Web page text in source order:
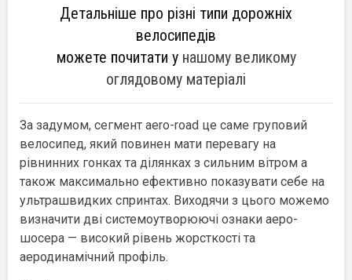
Детальніше про різні типи дорожніх
велосипедів
можете почитати у нашому великому
оглядовому матеріалі
За задумом, сегмент aero-road це саме груповий
велосипед, який повинен мати перевагу на
рівнинних гонках та ділянках з сильним вітром а
також максимально ефективно показувати себе на
ультрашвидких спринтах. Виходячи з цього можемо
визначити дві системоутворюючі ознаки аеро-
шосера — високий рівень жорсткості та
аеродинамічний профіль.